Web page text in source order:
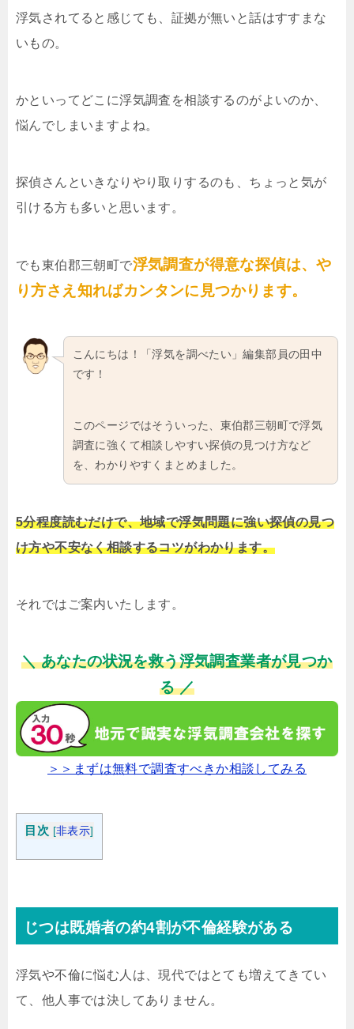
浮気されてると感じても、証拠が無いと話はすすまな
いもの。
かといってどこに浮気調査を相談するのがよいのか、
悩んでしまいますよね。
探偵さんといきなりやり取りするのも、ちょっと気が
引ける方も多いと思います。
でも東伯郡三朝町で浮気調査が得意な探偵は、や
り方さえ知ればカンタンに見つかります。
こんにちは！「浮気を調べたい」編集部員の田中
です！
このページではそういった、東伯郡三朝町で浮気
調査に強くて相談しやすい探偵の見つけ方など
を、わかりやすくまとめました。
5分程度読むだけで、地域で浮気問題に強い探偵の見つ
け方や不安なく相談するコツがわかります。
それではご案内いたします。
＼ あなたの状況を救う浮気調査業者が見つか
る ／
＞＞まずは無料で調査すべきか相談してみる
目次 [非表示]
じつは既婚者の約4割が不倫経験がある
浮気や不倫に悩む人は、現代ではとても増えてきてい
て、他人事では決してありません。